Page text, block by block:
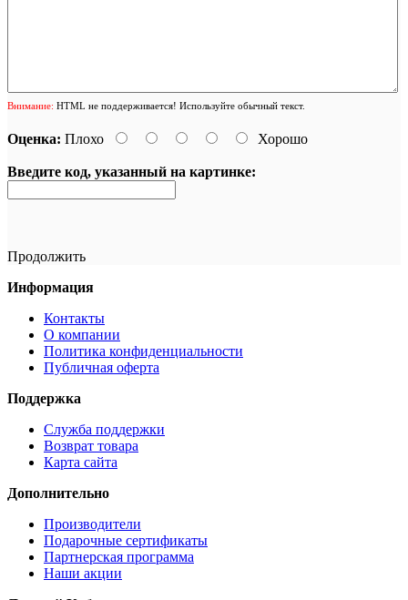
Внимание: HTML не поддерживается! Используйте обычный текст.
Оценка: Плохо Хорошо
Введите код, указанный на картинке:
Продолжить
Информация
Контакты
О компании
Политика конфиденциальности
Публичная оферта
Поддержка
Служба поддержки
Возврат товара
Карта сайта
Дополнительно
Производители
Подарочные сертификаты
Партнерская программа
Наши акции